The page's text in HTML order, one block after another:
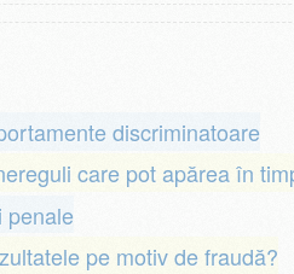
discriminatoare
care pot apărea în
penale
pe motiv de fraudă?